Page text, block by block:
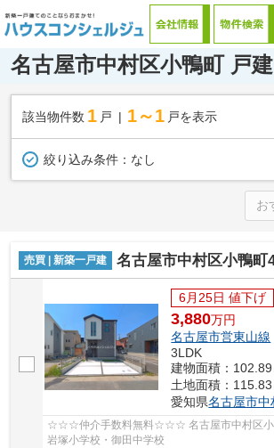
名古屋市中村区小鴨町 戸
該当物件数 1 戸 1～1 戸を表示
絞り込み条件： なし
売買 | 新築一戸建 名古屋市中村区小鴨町48【仲介手数料無料】
6月25日 値下げ
3,880万円
名古屋市営東山線
3LDK
建物面積：102.89
土地面積：115.83
愛知県名古屋市中
☆☆☆仲介手数料無料☆☆☆ 名古屋市中村区小
岩塚小学校・御田中学校